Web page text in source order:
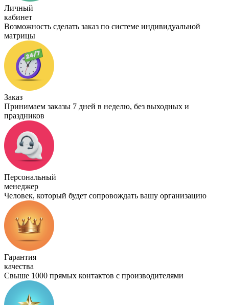
Личный
кабинет
Возможность сделать заказ по системе индивидуальной
матрицы
Заказ
Принимаем заказы 7 дней в неделю, без выходных и
праздников
Персональный
менеджер
Человек, который будет сопровождать вашу организацию
Гарантия
качества
Свыше 1000 прямых контактов с производителями